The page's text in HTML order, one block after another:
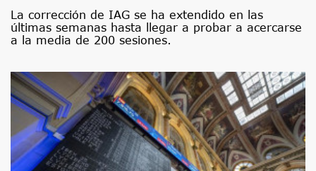
La corrección de IAG se ha extendido en las
últimas semanas hasta llegar a probar a acercarse
a la media de 200 sesiones.